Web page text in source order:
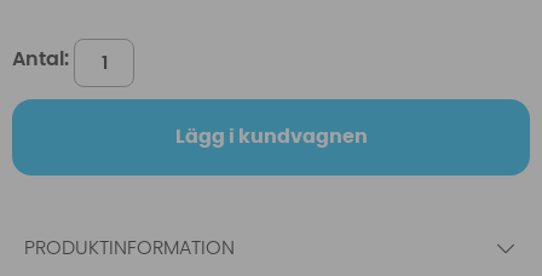
Antal:
Lägg i kundvagnen
PRODUKTINFORMATION